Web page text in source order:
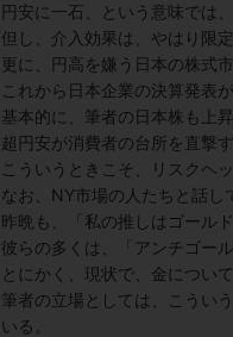
円安に一石、という意味では
但し、介入効果は、やはり限
更に、円高を嫌う日本の株式
これから日本企業の決算発表
基本的に、筆者の日本株も上
超円安が消費者の台所を直撃
こういうときこそ、リスクヘ
なお、NY市場の人たちと話し
昨晩も、「私の推しはゴール
彼らの多くは、「アンチゴー
とにかく、現状で、金につい
筆者の立場としては、こうい
いる。